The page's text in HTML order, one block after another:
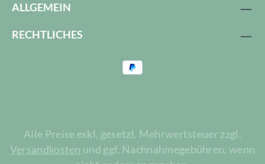
ALLGEMEIN
RECHTLICHES
Alle Preise exkl. gesetzl. Mehrwertsteuer zzgl.
Versandkosten und ggf. Nachnahmegebühren, wenn